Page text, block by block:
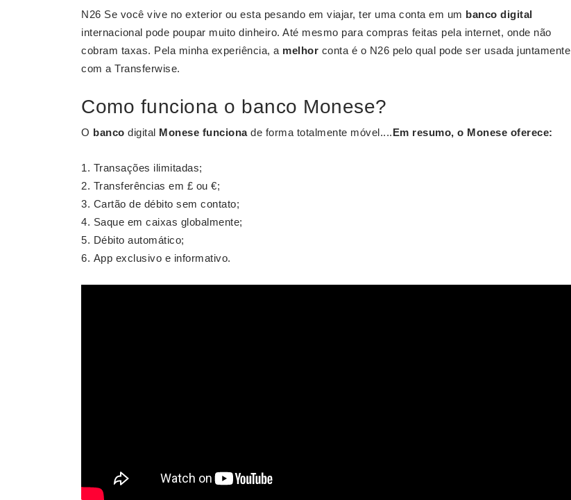
N26 Se você vive no exterior ou esta pesando em viajar, ter uma conta em um banco digital
internacional pode poupar muito dinheiro. Até mesmo para compras feitas pela internet, onde não
cobram taxas. Pela minha experiência, a melhor conta é o N26 pelo qual pode ser usada juntamente
com a Transferwise.
Como funciona o banco Monese?
O banco digital Monese funcionade forma totalmente móvel....Em resumo, o Monese oferece:
Transações ilimitadas;
Transferências em £ ou €;
Cartão de débito sem contato;
Saque em caixas globalmente;
Débito automático;
App exclusivo e informativo.